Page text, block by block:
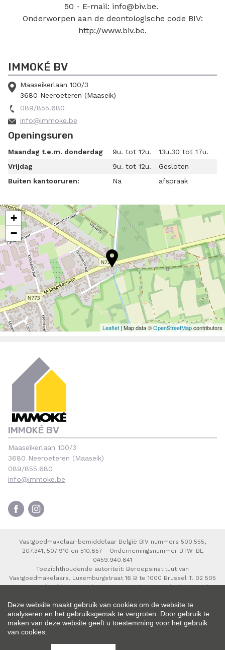
50 - E-mail: info@biv.be.
Onderworpen aan de deontologische code BIV:
http://www.biv.be.
IMMOKÉ BV
Maaseikerlaan 100/3
3680 Neeroeteren (Maaseik)
089/855.680
info@immoke.be
Openingsuren
Maandag t.e.m. donderdag 9u. tot 12u.
13u.30 tot 17u.
Vrijdag
9u. tot 12u.
Gesloten
Buiten kantooruren:
Na afspraak
+
−
Leaflet | Map data ©OpenStreetMapcontributors
IMMOKÉ BV
Maaseikerlaan 100/3
3680 Neeroeteren (Maaseik)
089/855.680
info@immoke.be
Vastgoedmakelaar-bemiddelaar België BIV nummers 500.555,
207.341, 507.910 en 510.857 - Ondernemingsnummer BTW-BE
0459.940.841
Toezichthoudende autoriteit: Beroepsinstituut van
Vastgoedmakelaars, Luxemburgstraat 16 B te 1000 Brussel T. 02 505
38 50 E.info@biv.be- Onderworpen aan dedeontologische code
Deze website maakt gebruik van cookies om de website te
analyseren en het gebruiksgemak te vergroten. Door gebruik te
maken van deze website geeft u toestemming voor het gebruik
van cookies.